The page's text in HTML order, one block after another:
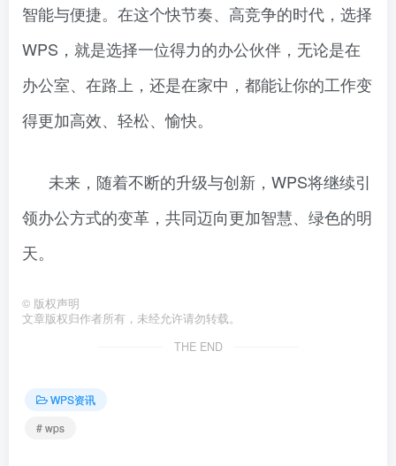
智能与便捷。在这个快节奏、高竞争的时代，选择
WPS，就是选择一位得力的办公伙伴，无论是在
办公室、在路上，还是在家中，都能让你的工作变
得更加高效、轻松、愉快。
未来，随着不断的升级与创新，WPS将继续引
领办公方式的变革，共同迈向更加智慧、绿色的明
天。
© 版权声明
文章版权归作者所有，未经允许请勿转载。
THE END
WPS资讯
# wps